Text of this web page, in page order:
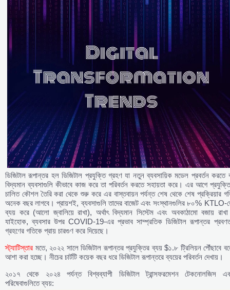
ডিজিটাল রূপান্তর হল ডিজিটাল প্রযুক্তি গ্রহণ যা নতুন ব্যবসায়িক মডেল প্রবর্তন করতে
বিদ্যমান ব্যবসাগুলি কীভাবে কাজ করে তা পরিবর্তন করতে সহায়তা করে। এর আগে
চালিত কৌশল তৈরি করা থেকে শুরু করে এর বাস্তবায়ন পর্যন্ত শেষ থেকে শেষ প্রক্রিয়ার
অনেক বছর লাগবে। প্রায়শই, ব্যবসাগুলি তাদের বাজেট এবং সংস্থানগুলির ৮০% KTLO-
ব্যয় করে (আলো জ্বালিয়ে রাখা), অর্থাৎ বিদ্যমান সিস্টেম এবং অবকাঠামো বজায়
যাইহোক, ব্যবসার উপর COVID-19-এর প্রভাব সাম্প্রতিক ডিজিটাল রূপান্তর
গ্রহণের গতিকে প্রায় চারগুণ করে দিয়েছে।
স্ট্যাটিস্তার মতে, ২০২২ সালে ডিজিটাল রূপান্তর প্রযুক্তির ব্যয় $১.৮ ট্রিলিয়ন পৌঁছাবে
আশা করা হচ্ছে। নীচের চার্টটি কয়েক বছর ধরে ডিজিটাল রূপান্তরে ব্যয়ের পরিবর্তন দেখায়।
২০১৭ থেকে ২০২৪ পর্যন্ত বিশ্বব্যাপী ডিজিটাল ট্রান্সফরমেশন টেকনোলজিস
পরিষেবাগুলিতে ব্যয়: